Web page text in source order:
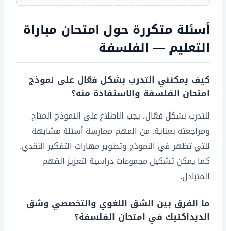
أسئلة متكررة حول امتحان مباراة
التعليم — الفلسفة
كيف يمكنني التدرب بشكل فعّال على نموذج
امتحان الفلسفة والاستفادة منه؟
للتدرب بشكل فعّال، يجب الاطلاع على النموذج المتاح
ومراجعته بعناية. من المهم ممارسة أسئلة مشابهة
للتي تظهر في النموذج وتطوير مهارات التفكير النقدي.
كما يمكن تشكيل مجموعات دراسية لتعزيز الفهم
المتبادل.
ما الفرق بين الشق اللغوي والتخصصي وشق
الديداكتيك في امتحان الفلسفة؟